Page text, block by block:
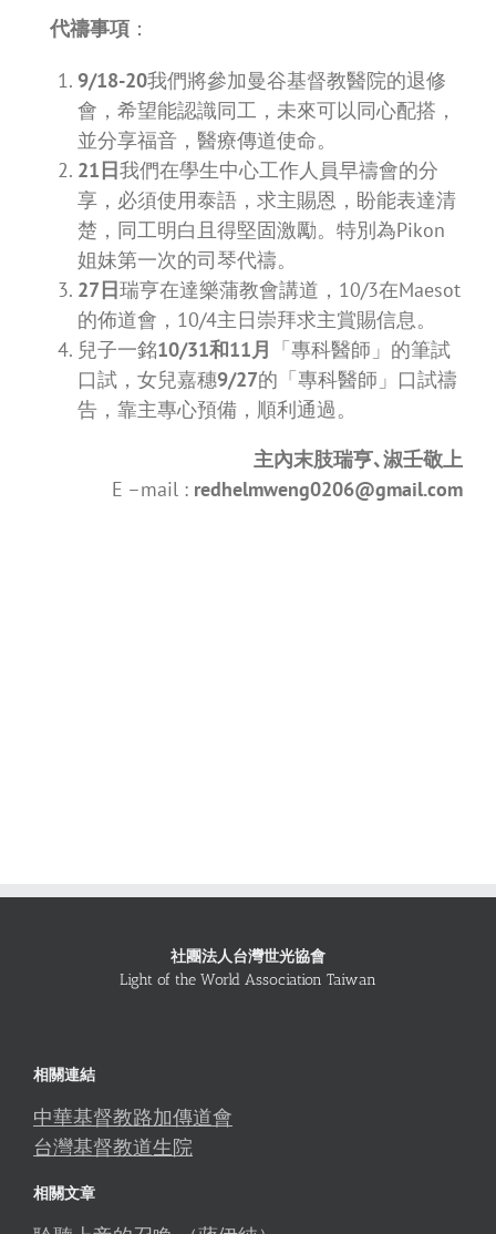
代禱事項 ：
9/18-20我們將參加曼谷基督教醫院的退修
會，希望能認識同工，未來可以同心配搭，
並分享福音，醫療傳道使命。
21日我們在學生中心工作人員早禱會的分
享，必須使用泰語，求主賜恩，盼能表達清
楚，同工明白且得堅固激勵。特別為Pikon
姐妹第一次的司琴代禱。
27日瑞亨在達樂蒲教會講道，10/3在Maesot
的佈道會，10/4主日崇拜求主賞賜信息。
兒子一銘10/31和11月 「專科醫師」的筆試
口試，女兒嘉穗9/27的「專科醫師」口試禱
告，靠主專心預備，順利通過。
主內末肢瑞亨､淑壬敬上
E –mail : redhelmweng0206@gmail.com
社團法人台灣世光協會
Light of the World Association Taiwan
相關連結
中華基督教路加傳道會
台灣基督教道生院
相關文章